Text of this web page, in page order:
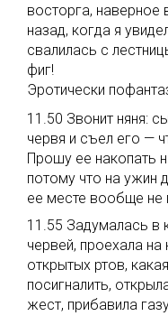
восторга, наверное
назад, когда я
свалилась с
фиг!
Эротически
11.50 Звонит няня:
червя и съел его —
Прошу ее накопать
потому что на ужин
ее месте вообще не
11.55 Задумалась в
червей, проехала
открытых ртов,
посигналить,
жест, прибавила